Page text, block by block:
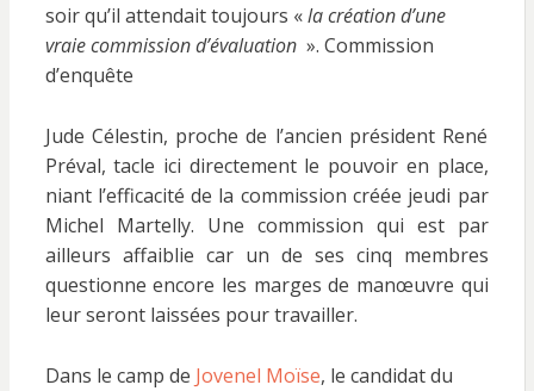
soir qu’il attendait toujours «la création d’une
vraie commission d’évaluation ». Commission
d’enquête
Jude Célestin, proche de l’ancien président René
Préval, tacle ici directement le pouvoir en place,
niant l’efficacité de la commission créée jeudi par
Michel Martelly. Une commission qui est par
ailleurs affaiblie car un de ses cinq membres
questionne encore les marges de manœuvre qui
leur seront laissées pour travailler.
Dans le camp de Jovenel Moïse, le candidat du